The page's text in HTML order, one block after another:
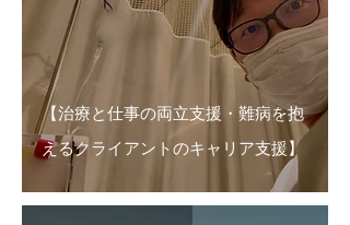
【治療と仕事の両立支援・難病を抱
えるクライアントのキャリア支援】